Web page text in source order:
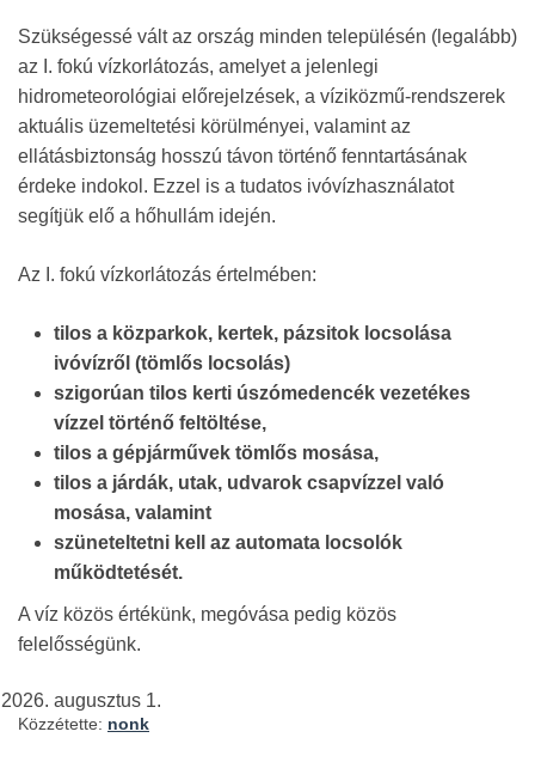
Szükségessé vált az ország minden településén (legalább)
az I. fokú vízkorlátozás, amelyet a jelenlegi
hidrometeorológiai előrejelzések, a víziközmű-rendszerek
aktuális üzemeltetési körülményei, valamint az
ellátásbiztonság hosszú távon történő fenntartásának
érdeke indokol. Ezzel is a tudatos ivóvízhasználatot
segítjük elő a hőhullám idején.
Az I. fokú vízkorlátozás értelmében:
tilos a közparkok, kertek, pázsitok locsolása
ivóvízről (tömlős locsolás)
szigorúan tilos kerti úszómedencék vezetékes
vízzel történő feltöltése,
tilos a gépjárművek tömlős mosása,
tilos a járdák, utak, udvarok csapvízzel való
mosása, valamint
szüneteltetni kell az automata locsolók
működtetését.
A víz közös értékünk, megóvása pedig közös
felelősségünk.
augusztus 1.
Közzétette: nonk